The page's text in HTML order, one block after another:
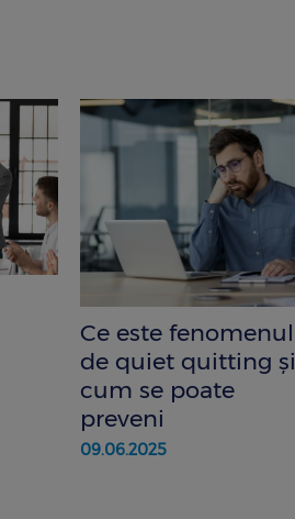
Ce este fenomenul
de quiet quitting și
cum se poate
preveni
09.06.2025